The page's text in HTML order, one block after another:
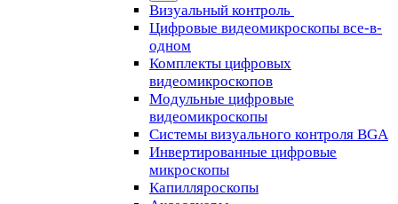
Визуальный контроль
Цифровые видеомикроскопы все-в-
одном
Комплекты цифровых
видеомикроскопов
Модульные цифровые
видеомикроскопы
Cистемы визуального контроля BGA
Инвертированные цифровые
микроскопы
Капилляроскопы